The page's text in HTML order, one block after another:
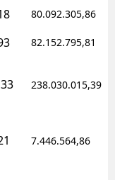
80.092.305,86
82.152.795,81
238.030.015,39
7.446.564,86